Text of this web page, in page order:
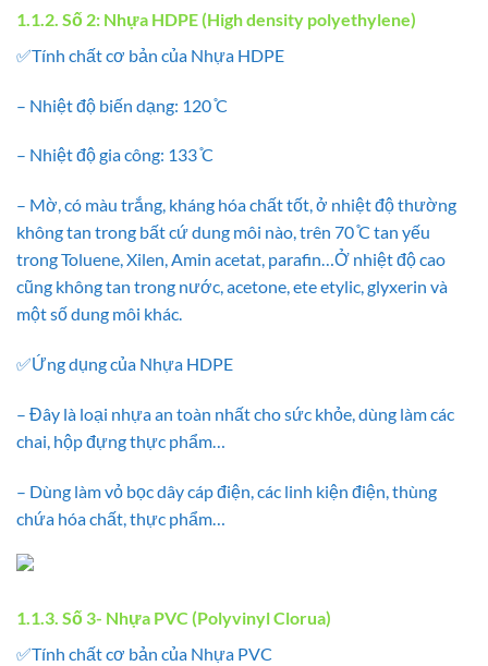
1.1.2. Số 2: Nhựa HDPE (High density polyethylene)
✅Tính chất cơ bản của Nhựa HDPE
– Nhiệt độ biến dạng: 120 ̊C
– Nhiệt độ gia công: 133 ̊C
– Mờ, có màu trắng, kháng hóa chất tốt, ở nhiệt độ thường
không tan trong bất cứ dung môi nào, trên 70 ̊C tan yếu
trong Toluene, Xilen, Amin acetat, parafin…Ở nhiệt độ cao
cũng không tan trong nước, acetone, ete etylic, glyxerin và
một số dung môi khác.
✅Ứng dụng của Nhựa HDPE
– Đây là loại nhựa an toàn nhất cho sức khỏe, dùng làm các
chai, hộp đựng thực phẩm…
– Dùng làm vỏ bọc dây cáp điện, các linh kiện điện, thùng
chứa hóa chất, thực phẩm…
1.1.3. Số 3- Nhựa PVC (Polyvinyl Clorua)
✅Tính chất cơ bản của Nhựa PVC